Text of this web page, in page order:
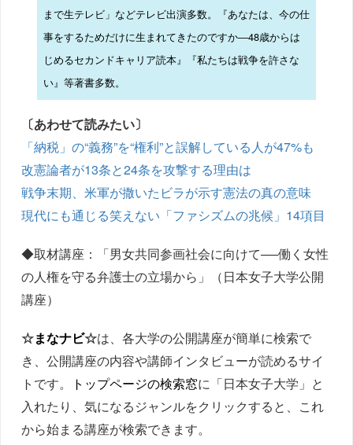
まで生テレビ」などテレビ出演多数。『あなたは、今の仕
事をするためだけに生まれてきたのですか―48歳からは
じめるセカンドキャリア読本』『私たちは戦争を許さな
い』等著書多数。
〔あわせて読みたい〕
「納税」の“義務”を“権利”と誤解している人が47%も
改憲論者が13条と24条を攻撃する理由は
戦争末期、米軍が撒いたビラが示す憲法の真の意味
現代にも通じる笑えない「ファシズムの兆候」14項目
◆取材講座：「男女共同参画社会に向けて──働く女性
の人権を守る弁護士の立場から」（日本女子大学公開
講座）
☆まなナビ☆は、各大学の公開講座が簡単に検索で
き、公開講座の内容や講師インタビューが読めるサイ
トです。
トップページの検索窓に「日本女子大学」と
入れたり、気になるジャンルをクリックすると、これ
から始まる講座が検索できます。